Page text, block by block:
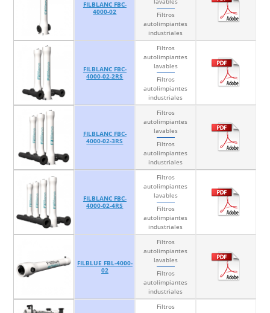
FILBLANC FBC-
4000-02
Filtros
autolimpiantes
industriales
FILBLANC FBC-
4000-02-2RS
Filtros
autolimpiantes
lavables
Filtros
autolimpiantes
industriales
FILBLANC FBC-
4000-02-3RS
Filtros
autolimpiantes
lavables
Filtros
autolimpiantes
industriales
FILBLANC FBC-
4000-02-4RS
Filtros
autolimpiantes
lavables
Filtros
autolimpiantes
industriales
FILBLUE FBL-4000-
02
Filtros
autolimpiantes
lavables
Filtros
autolimpiantes
industriales
Filtros